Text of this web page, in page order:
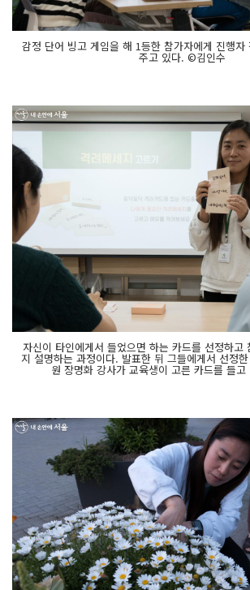
감정 단어 빙고 게임을 해 1등한 참가자에게 진행자
주고 있다. ©김인수
자신이 타인에게서 들었으면 하는 카드를 선정하고
지 설명하는 과정이다. 발표한 뒤 그들에게서 선정
원 장명화 강사가 교육생이 고른 카드를 들